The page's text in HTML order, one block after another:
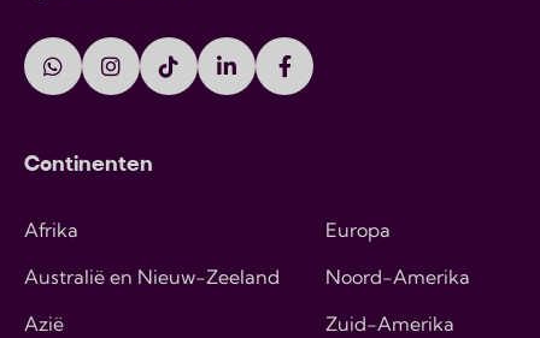
Continenten
Afrika
Australië en Nieuw-Zeeland
Azië
Europa
Noord-Amerika
Zuid-Amerika